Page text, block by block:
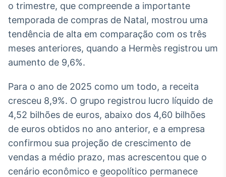
personalizados
Soluções de Dados
e Conteúdos
Broadcast
ativos
Broadcast
Datafeed
APIs para
integração de
dados
o trimestre, que compreende a importante
temporada de compras de Natal, mostrou uma
tendência de alta em comparação com os três
meses anteriores, quando a Hermès registrou um
aumento de 9,6%.
Para o ano de 2025 como um todo, a receita
cresceu 8,9%. O grupo registrou lucro líquido de
4,52 bilhões de euros, abaixo dos 4,60 bilhões
de euros obtidos no ano anterior, e a empresa
confirmou sua projeção de crescimento de
vendas a médio prazo, mas acrescentou que o
cenário econômico e geopolítico permanece